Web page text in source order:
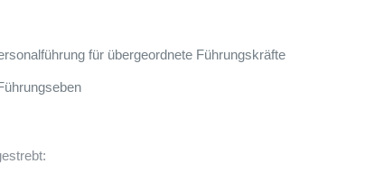
für übergeordnete Führungskräfte